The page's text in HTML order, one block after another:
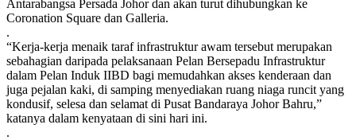
Antarabangsa Persada Johor dan akan turut dihubungkan ke
Coronation Square dan Galleria.
.
“Kerja-kerja menaik taraf infrastruktur awam tersebut merupakan
sebahagian daripada pelaksanaan Pelan Bersepadu Infrastruktur
dalam Pelan Induk IIBD bagi memudahkan akses kenderaan dan
juga pejalan kaki, di samping menyediakan ruang niaga runcit yang
kondusif, selesa dan selamat di Pusat Bandaraya Johor Bahru,”
katanya dalam kenyataan di sini hari ini.
.